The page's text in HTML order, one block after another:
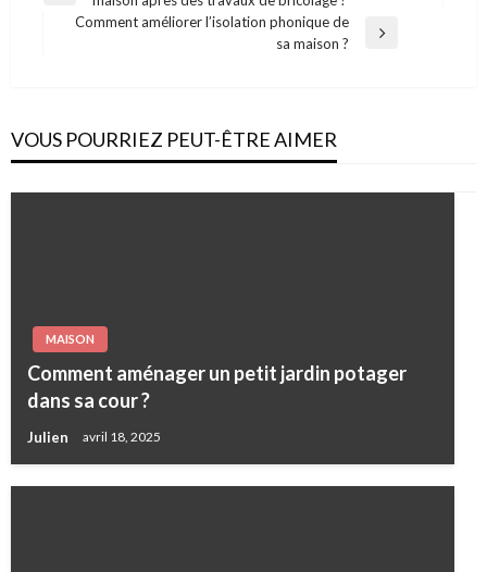
Comment améliorer l’isolation phonique de
sa maison ?
VOUS POURRIEZ PEUT-ÊTRE AIMER
MAISON
Comment aménager un petit jardin potager
dans sa cour ?
Julien avril 18, 2025